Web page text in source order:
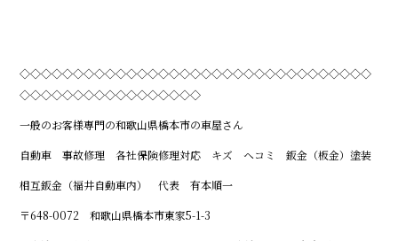
◇◇◇◇◇◇◇◇◇◇◇◇◇◇◇◇◇◇◇◇◇◇◇◇◇◇◇◇◇◇◇◇◇
◇◇◇◇◇◇◇◇◇◇◇◇◇◇◇◇◇
一般のお客様専門の和歌山県橋本市の車屋さん
自動車 事故修理 各社保険修理対応 キズ ヘコミ 鈑金（板金）塗装
相互鈑金（福井自動車内） 代表 有本順一
〒648-0072 和歌山県橋本市東家5-1-3